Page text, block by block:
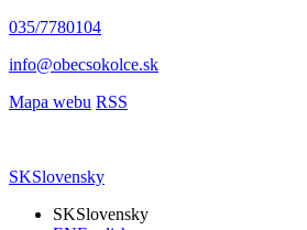
035/7780104
info@obecsokolce.sk
Mapa webu RSS
SKSlovensky
SKSlovensky